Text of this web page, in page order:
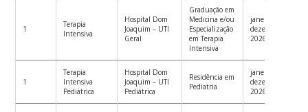
1
Terapia
Intensiva
Hospital Dom
Joaquim – UTI
Geral
Graduação em
Medicina e/ou
Especialização
em Terapia
Intensiva
janeiro a
dezembro
2026
1
Terapia
Intensiva
Pediátrica
Hospital Dom
Joaquim – UTI
Pediátrica
Residência em
Pediatria
janeiro a
dezembro
2026